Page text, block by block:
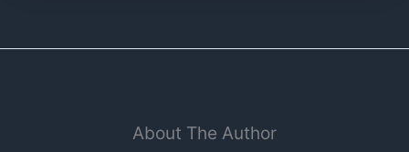
About The Author